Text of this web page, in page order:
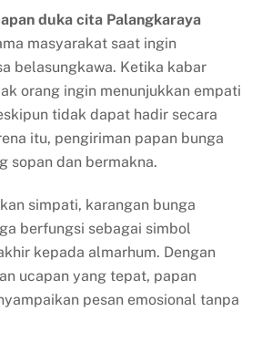
duka cita Palangkaraya
masyarakat saat ingin
belasungkawa. Ketika kabar
orang ingin menunjukkan empati
tidak dapat hadir secara
itu, pengiriman papan bunga
sopan dan bermakna.
simpati, karangan bunga
berfungsi sebagai simbol
kepada almarhum. Dengan
ucapan yang tepat, papan
pesan emosional tanpa